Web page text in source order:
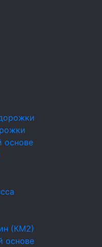
основе
(КМ2)
основе